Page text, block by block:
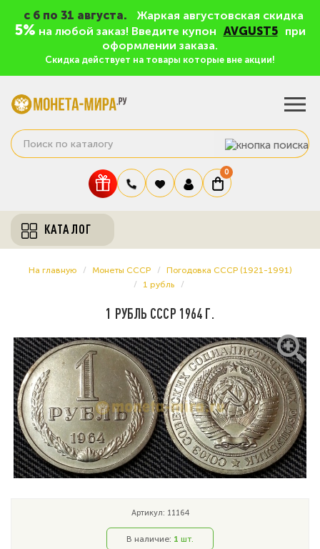
c 6 по 31 августа. Жаркая августовская скидка
5% на любой заказ! Введите купон AVGUST5
при
оформлении заказа.
Скидка действует на товары которые вне акции!
0
КАТАЛОГ
На главную Монеты СССР
Погодовка СССР (1921-1991)
1 рубль
1 РУБЛЬ СССР 1964 Г.
Артикул: 11164
В наличие: 1 шт.